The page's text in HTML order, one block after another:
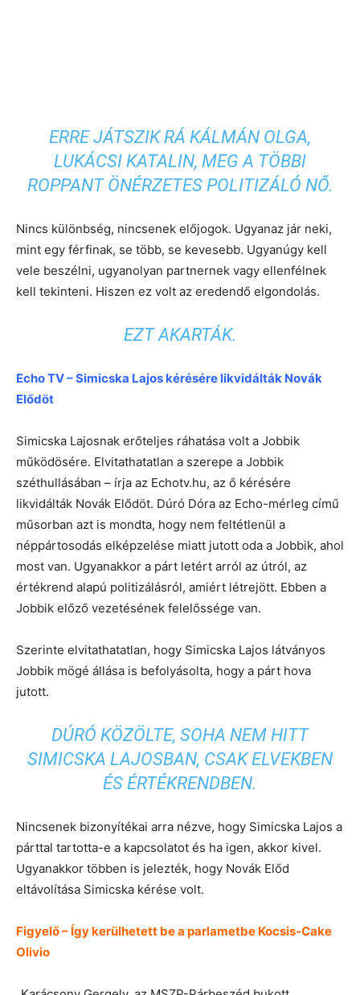
ERRE JÁTSZIK RÁ KÁLMÁN OLGA,
LUKÁCSI KATALIN, MEG A TÖBBI
ROPPANT ÖNÉRZETES POLITIZÁLÓ NŐ.
Nincs különbség, nincsenek előjogok. Ugyanaz jár neki,
mint egy férfinak, se több, se kevesebb. Ugyanúgy kell
vele beszélni, ugyanolyan partnernek vagy ellenfélnek
kell tekinteni. Hiszen ez volt az eredendő elgondolás.
EZT AKARTÁK.
Echo TV – Simicska Lajos kérésére likvidálták Novák
Elődöt
Simicska Lajosnak erőteljes ráhatása volt a Jobbik
működösére. Elvitathatatlan a szerepe a Jobbik
széthullásában – írja az Echotv.hu, az ő kérésére
likvidálták Novák Elődöt. Dúró Dóra az Echo-mérleg című
műsorban azt is mondta, hogy nem feltétlenül a
néppártosodás elképzelése miatt jutott oda a Jobbik, ahol
most van. Ugyanakkor a párt letért arról az útról, az
értékrend alapú politizálásról, amiért létrejött. Ebben a
Jobbik előző vezetésének felelőssége van.
Szerinte elvitathatatlan, hogy Simicska Lajos látványos
Jobbik mögé állása is befolyásolta, hogy a párt hova
jutott.
DÚRÓ KÖZÖLTE, SOHA NEM HITT
SIMICSKA LAJOSBAN, CSAK ELVEKBEN
ÉS ÉRTÉKRENDBEN.
Nincsenek bizonyítékai arra nézve, hogy Simicska Lajos a
párttal tartotta-e a kapcsolatot és ha igen, akkor kivel.
Ugyanakkor többen is jelezték, hogy Novák Előd
eltávolítása Simicska kérése volt.
Figyelő – Így kerülhetett be a parlametbe Kocsis-Cake
Olivio